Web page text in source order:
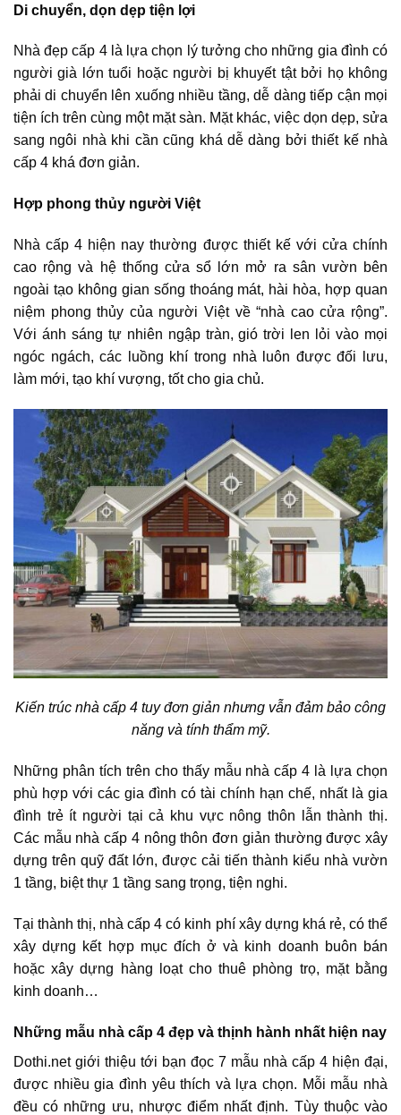
Di chuyển, dọn dẹp tiện lợi
Nhà đẹp cấp 4là lựa chọn lý tưởng cho những gia đình có
người già lớn tuổi hoặc người bị khuyết tật bởi họ không
phải di chuyển lên xuống nhiều tầng, dễ dàng tiếp cận mọi
tiện ích trên cùng một mặt sàn. Mặt khác, việc dọn dẹp, sửa
sang ngôi nhà khi cần cũng khá dễ dàng bởi thiết kế nhà
cấp 4 khá đơn giản.
Hợp phong thủy người Việt
Nhà cấp 4 hiện nay thường được thiết kế với cửa chính
cao rộng và hệ thống cửa sổ lớn mở ra sân vườn bên
ngoài tạo không gian sống thoáng mát, hài hòa, hợp quan
niệm phong thủy của người Việt về “nhà cao cửa rộng”.
Với ánh sáng tự nhiên ngập tràn, gió trời len lỏi vào mọi
ngóc ngách, các luồng khí trong nhà luôn được đối lưu,
làm mới, tạo khí vượng, tốt cho gia chủ.
Kiến trúc nhà cấp 4 tuy đơn giản nhưng vẫn đảm bảo công
năng và tính thẩm mỹ.
Những phân tích trên cho thấy mẫu nhà cấp 4 là lựa chọn
phù hợp với các gia đình có tài chính hạn chế, nhất là gia
đình trẻ ít người tại cả khu vực nông thôn lẫn thành thị.
Các mẫu nhà cấp 4 nông thôn đơn giản thường được xây
dựng trên quỹ đất lớn, được cải tiến thành kiểu nhà vườn
1 tầng, biệt thự 1 tầng sang trọng, tiện nghi.
Tại thành thị, nhà cấp 4 có kinh phí xây dựng khá rẻ, có thể
xây dựng kết hợp mục đích ở và kinh doanh buôn bán
hoặc xây dựng hàng loạt cho thuê phòng trọ, mặt bằng
kinh doanh…
Những mẫu nhà cấp 4 đẹp và thịnh hành nhất hiện nay
Dothi.net giới thiệu tới bạn đọc 7 mẫu nhà cấp 4 hiện đại,
được nhiều gia đình yêu thích và lựa chọn. Mỗi mẫu nhà
đều có những ưu, nhược điểm nhất định. Tùy thuộc vào